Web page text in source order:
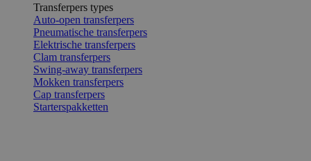
Transferpers types
Auto-open transferpers
Pneumatische transferpers
Elektrische transferpers
Clam transferpers
Swing-away transferpers
Mokken transferpers
Cap transferpers
Starterspakketten